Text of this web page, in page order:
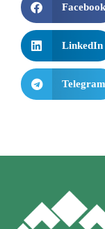
Facebook
LinkedIn
Telegram